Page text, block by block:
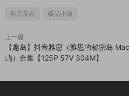
抖音反差 极品小姨
上一篇
【趣岛】抖音雅思（雅思的秘密岛
屿）合集【125P 57V 304M】